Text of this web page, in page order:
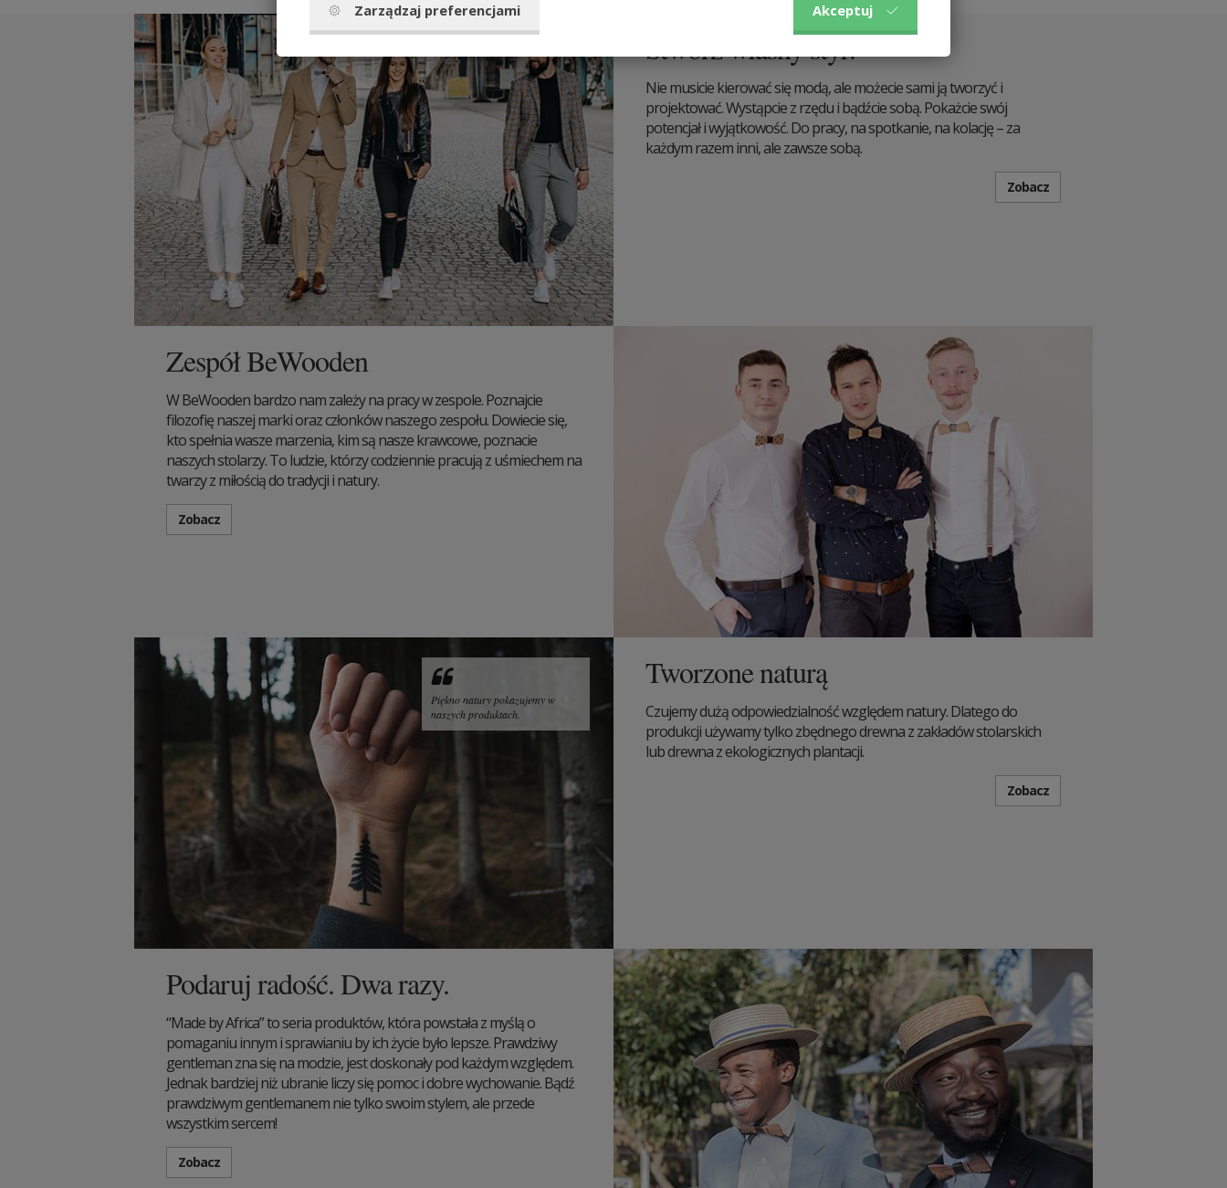
Stwórz własny styl!
Nie musicie kierować się modą, ale możecie sami ją tworzyć i
projektować. Wystąpcie z rzędu i bądźcie sobą. Pokażcie swój
potencjał i wyjątkowość. Do pracy, na spotkanie, na kolację – za
każdym razem inni, ale zawsze sobą.
Zobacz
Zespół BeWooden
W BeWooden bardzo nam zależy na pracy w zespole. Poznajcie
filozofię naszej marki oraz członków naszego zespołu. Dowiecie się,
kto spełnia wasze marzenia, kim są nasze krawcowe, poznacie
naszych stolarzy. To ludzie, którzy codziennie pracują z uśmiechem na
twarzy z miłością do tradycji i natury.
Zobacz
Tworzone naturą
Czujemy dużą odpowiedzialność względem natury. Dlatego do
produkcji używamy tylko zbędnego drewna z zakładów stolarskich
lub drewna z ekologicznych plantacji.
Zobacz
Piękno natury pokazujemy w
naszych produktach.
Podaruj radość. Dwa razy.
“Made by Africa” to seria produktów, która powstała z myślą o
pomaganiu innym i sprawianiu by ich życie było lepsze. Prawdziwy
gentleman zna się na modzie, jest doskonały pod każdym względem.
Jednak bardziej niż ubranie liczy się pomoc i dobre wychowanie. Bądź
prawdziwym gentlemanem nie tylko swoim stylem, ale przede
wszystkim sercem!
Zobacz
Zarządzaj preferencjami Akceptuj